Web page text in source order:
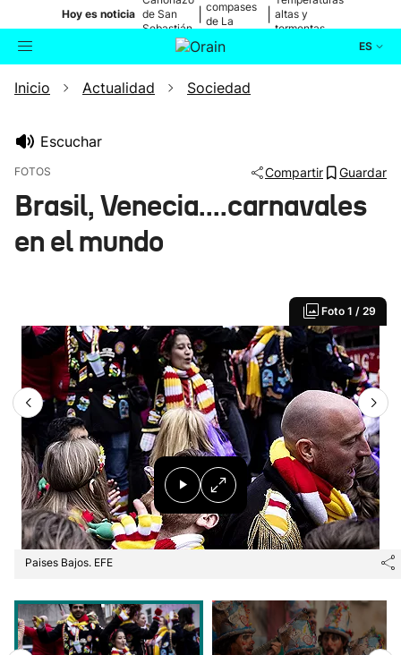
Hoy es noticia de San
Sebastián
compases
de La
altas y
tormentas
ES
Buscador Actualidad
Inicio Actualidad Sociedad
Escuchar
FOTOS Compartir Guardar
Brasil, Venecia....carnavales
en el mundo
Foto 1 / 29
Paises Bajos. EFE